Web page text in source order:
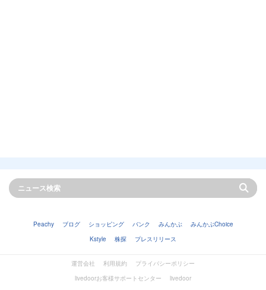
Peachy ブログ ショッピング バンク みんかぶ
みんかぶChoice
Kstyle
株探 プレスリリース
運営会社 利用規約
プライバシーポリシー
livedoorお客様サポートセンター
livedoor